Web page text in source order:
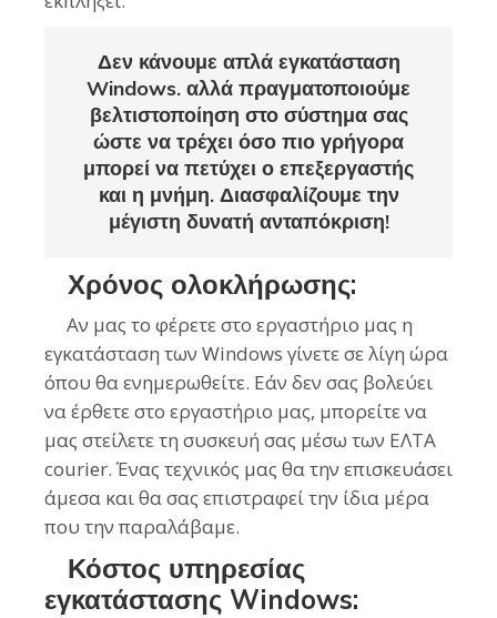
Δεν κάνουμε απλά εγκατάσταση
Windows. αλλά πραγματοποιούμε
βελτιστοποίηση στο σύστημα σας
ώστε να τρέχει όσο πιο γρήγορα
μπορεί να πετύχει ο επεξεργαστής
και η μνήμη. Διασφαλίζουμε την
μέγιστη δυνατή ανταπόκριση!
Χρόνος ολοκλήρωσης:
Αν μας το φέρετε στο εργαστήριο μας η
εγκατάσταση των Windows γίνετε σε λίγη ώρα
όπου θα ενημερωθείτε. Εάν δεν σας βολεύει
να έρθετε στο εργαστήριο μας, μπορείτε να
μας στείλετε τη συσκευή σας μέσω των ΕΛΤΑ
courier. Ένας τεχνικός μας θα την επισκευάσει
άμεσα και θα σας επιστραφεί την ίδια μέρα
που την παραλάβαμε.
Κόστος υπηρεσίας
εγκατάστασης Windows: